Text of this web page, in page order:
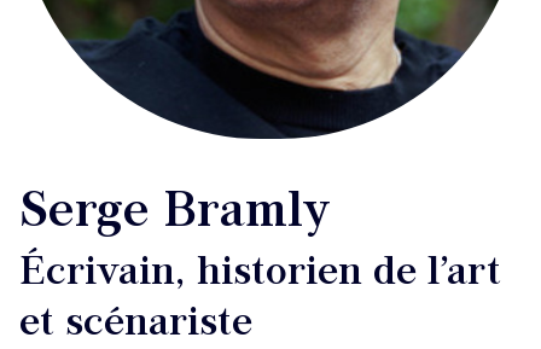
Serge Bramly
Écrivain, historien de l’art
et scénariste